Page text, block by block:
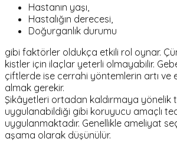
Hastanın yaşı,
Hastalığın derecesi,
Doğurganlık durumu
gibi faktörler oldukça etkili rol oynar.
kistler için ilaçlar yeterli olmayabilir.
çiftlerde ise cerrahi yöntemlerin artı ve
almak gerekir.
Şikâyetleri ortadan kaldırmaya yönelik
uygulanabildiği gibi koruyucu amaçlı
uygulanmaktadır. Genellikle ameliyat
aşama olarak düşünülür.